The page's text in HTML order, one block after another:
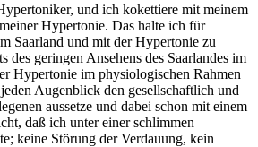
und ich kokettiere mit meinem
Hypertonie. Das halte ich für
Saarland und mit der Hypertonie zu
des geringen Ansehens des Saarlandes im
Hypertonie im physiologischen Rahmen
Augenblick den gesellschaftlich und
aussetze und dabei schon mit einem
daß ich unter einer schlimmen
keine Störung der Verdauung, kein